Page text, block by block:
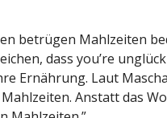
betrügen Mahlzeiten
dass you’re
Ernährung. Laut
Anstatt das